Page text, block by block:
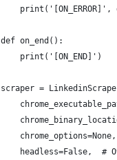
print('[ON_ERROR]',
def on_end():
    print('[ON_END]')
scraper =
headless=False,  #